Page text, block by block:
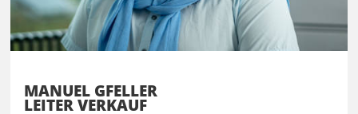
MANUEL GFELLER
LEITER VERKAUF